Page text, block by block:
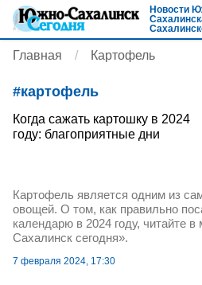
Новости
Главная Картофель
#картофель
Когда сажать картошку в 2024
году: благоприятные дни
Картофель является одним из
овощей. О том, как правильно
календарю в 2024 году, читайте
Сахалинск сегодня».
7 февраля 2024, 17:30